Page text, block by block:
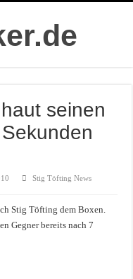
seinen
Stig Töfting News
Stig Töfting dem Boxen.
Gegner bereits nach 7